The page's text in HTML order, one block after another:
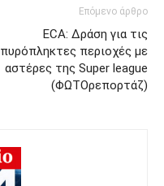
Επόμενο άρθρο
ECA: Δράση για τις
πυρόπληκτες περιοχές με
αστέρες της Super league
(ΦΩΤΟρεπορτάζ)